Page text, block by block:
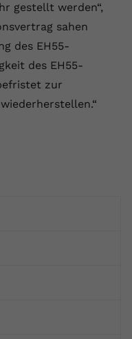
gestellt werden“,
sahen
des EH55-
des EH55-
zur